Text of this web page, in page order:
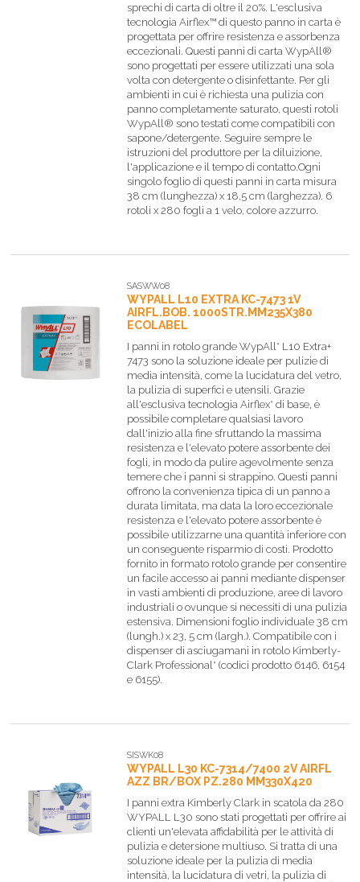
sprechi di carta di oltre il 20%. L'esclusiva
tecnologia Airflex™ di questo panno in carta è
progettata per offrire resistenza e assorbenza
eccezionali. Questi panni di carta WypAll®
sono progettati per essere utilizzati una sola
volta con detergente o disinfettante. Per gli
ambienti in cui è richiesta una pulizia con
panno completamente saturato, questi rotoli
WypAll® sono testati come compatibili con
sapone/detergente. Seguire sempre le
istruzioni del produttore per la diluizione,
l'applicazione e il tempo di contatto.Ogni
singolo foglio di questi panni in carta misura
38 cm (lunghezza) x 18,5 cm (larghezza). 6
rotoli x 280 fogli a 1 velo, colore azzurro.
SASWW08
WYPALL L10 EXTRA KC-7473 1V
AIRFL.BOB. 1000STR.MM235X380
ECOLABEL
I panni in rotolo grande WypAll* L10 Extra+
7473 sono la soluzione ideale per pulizie di
media intensità, come la lucidatura del vetro,
la pulizia di superfici e utensili. Grazie
all'esclusiva tecnologia Airflex* di base, è
possibile completare qualsiasi lavoro
dall'inizio alla fine sfruttando la massima
resistenza e l'elevato potere assorbente dei
fogli, in modo da pulire agevolmente senza
temere che i panni si strappino. Questi panni
offrono la convenienza tipica di un panno a
durata limitata, ma data la loro eccezionale
resistenza e l'elevato potere assorbente è
possibile utilizzarne una quantità inferiore con
un conseguente risparmio di costi. Prodotto
fornito in formato rotolo grande per consentire
un facile accesso ai panni mediante dispenser
in vasti ambienti di produzione, aree di lavoro
industriali o ovunque si necessiti di una pulizia
estensiva. Dimensioni foglio individuale 38 cm
(lungh.) x 23, 5 cm (largh.). Compatibile con i
dispenser di asciugamani in rotolo Kimberly-
Clark Professional* (codici prodotto 6146, 6154
e 6155).
SISWK08
WYPALL L30 KC-7314/7400 2V AIRFL
AZZ BR/BOX PZ.280 MM330X420
I panni extra Kimberly Clark in scatola da 280
WYPALL L30 sono stati progettati per offrire ai
clienti un'elevata affidabilità per le attività di
pulizia e detersione multiuso. Si tratta di una
soluzione ideale per la pulizia di media
intensità, la lucidatura di vetri, la pulizia di